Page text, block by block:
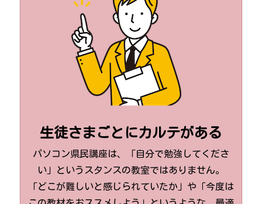
生徒さまごとにカルテがある
パソコン県民講座は、「自分で勉強してくださ
い」というスタンスの教室ではありません。
「どこが難しいと感じられていたか」や「今度は